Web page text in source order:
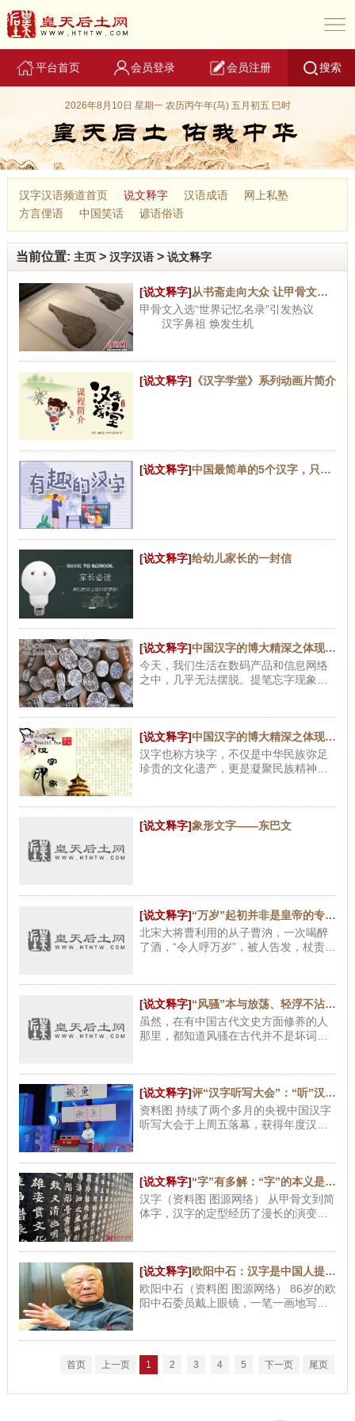
平台首页 会员登录 会员注册 搜索
2026年8月10日 星期一 农历丙午年(马) 五月初五 巳时
汉字汉语频道首页 说文释字 汉语成语
网上私塾
方言俚语
中国笑话 谚语俗语
当前位置: 主页 >汉字汉语 >说文释字
[说文释字]从书斋走向大众 让甲骨文从“绝学”变“显学
甲骨文入选“世界记忆名录”引发热议
汉字鼻祖 焕发生机
[说文释字] 《汉字学堂》系列动画片简介
[说文释字]中国最简单的5个汉字，只有一笔，能读出1个就很了不起
[说文释字]给幼儿家长的一封信
[说文释字]中国汉字的博大精深之体现（二）
今天，我们生活在数码产品和信息网络
之中，几乎无法摆脱。提笔忘字现象之
手写汉字的需要将越来越少。
[说文释字]中国汉字的博大精深之体现（一）
汉字也称方块字，不仅是中华民族弥足
珍贵的文化遗产，更是凝聚民族精神的
所无法替代的。
[说文释字]象形文字——东巴文
[说文释字]“万岁”起初并非是皇帝的专用词
北宋大将曹利用的从子曹汭，一次喝醉
了酒，“令人呼万岁”，被人告发，杖责而
此，“万岁”定于皇帝
[说文释字]“风骚”本与放荡、轻浮不沾边儿
虽然，在有中国古代文史方面修养的人
那里，都知道风骚在古代并不是坏词，
也就没有人再愿意拿它来赞美
[说文释字]评“汉字听写大会”：“听”汉字而知雅意
资料图 持续了两个多月的央视中国汉字
听写大会于上周五落幕，获得年度汉字
能够掀起一轮全民关注汉字书
[说文释字]“字”有多解：“字”的本义是生孩子？
汉字（资料图 图源网络） 从甲骨文到简
体字，汉字的定型经历了漫长的演变过
能够灵活组词。比及表音文
[说文释字]欧阳中石：汉字是中国人提供给全世界的厚礼
欧阳中石（资料图 图源网络） 86岁的欧
阳中石委员戴上眼镜，一笔一画地写下
首页 上一页 1 2 3 4 5 下一页 尾页